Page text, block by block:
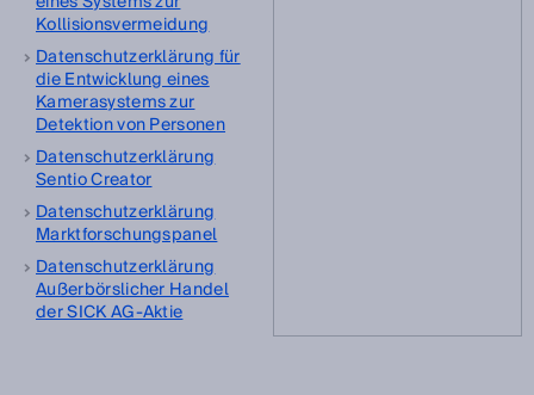
Kollisionsvermeidung
Datenschutzerklärung für
die Entwicklung eines
Kamerasystems zur
Detektion von Personen
Datenschutzerklärung
Sentio Creator
Datenschutzerklärung
Marktforschungspanel
Datenschutzerklärung
Außerbörslicher Handel
der SICK AG-Aktie